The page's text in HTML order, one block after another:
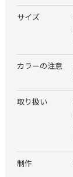
サイズ
カラーの注意
取り扱い
制作